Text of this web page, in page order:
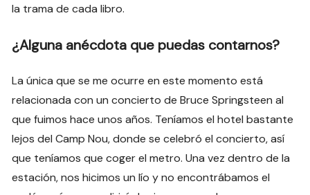
la trama de cada libro.
¿Alguna anécdota que puedas contarnos?
La única que se me ocurre en este momento está
relacionada con un concierto de Bruce Springsteen al
que fuimos hace unos años. Teníamos el hotel bastante
lejos del Camp Nou, donde se celebró el concierto, así
que teníamos que coger el metro. Una vez dentro de la
estación, nos hicimos un lío y no encontrábamos el